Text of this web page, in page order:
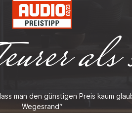
als
man den günstigen Preis kaum
Wegesrand“